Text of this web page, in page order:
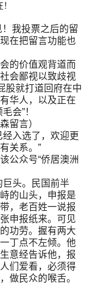
我投票之后的留
在把留言功能也
的价值观背道而
会鄙视以致歧视
股就打道回府在中
华人，以及正在
会”！
留言）
入选了，欢迎更
关系。”
公众号“侨居澳洲
巨头。民国前半
的山头，申报是
，老百姓一说报
申报纸来。可见
功劳。握有两大
丁点不左倾。他
意经告诉他，报
们爱看，必须得
做民众的喉舌。